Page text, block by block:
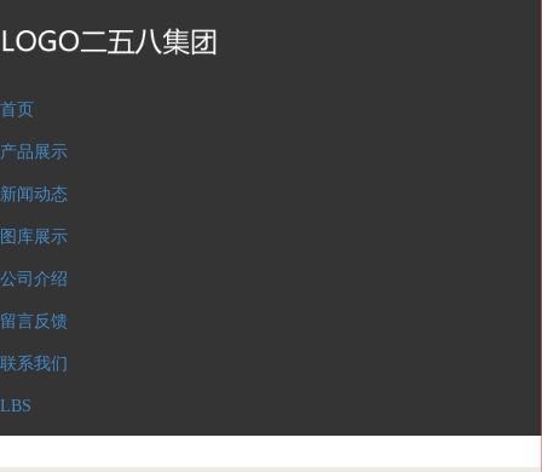
首页
产品展示
新闻动态
图库展示
公司介绍
留言反馈
联系我们
LBS